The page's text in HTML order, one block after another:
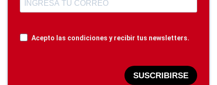
Acepto las condiciones y recibir tus newsletters.
SUSCRIBIRSE